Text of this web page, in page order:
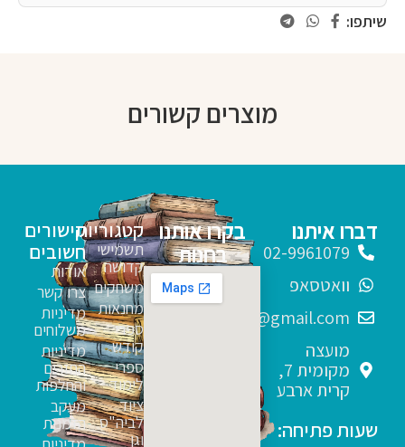
שיתפו:
מוצרים קשורים
קטגוריות
תשמישי
קדושה
משחקים
מחנאות
ספרי
קודש
ספרי
לימוד
ציוד
לביה"ס
וגן
קישורים
חשובים
אודות
צרו קשר
מדיניות
משלוחים
מדיניות
החזרים
והחלפות
מעקב
הזמנות
דברו איתנו
02-9961079
וואטסאפ
sfarim.k4@gmail.com
מועצה
מקומית 7,
קרית ארבע
שעות פתיחה:
בקרו אותנו
בחנות